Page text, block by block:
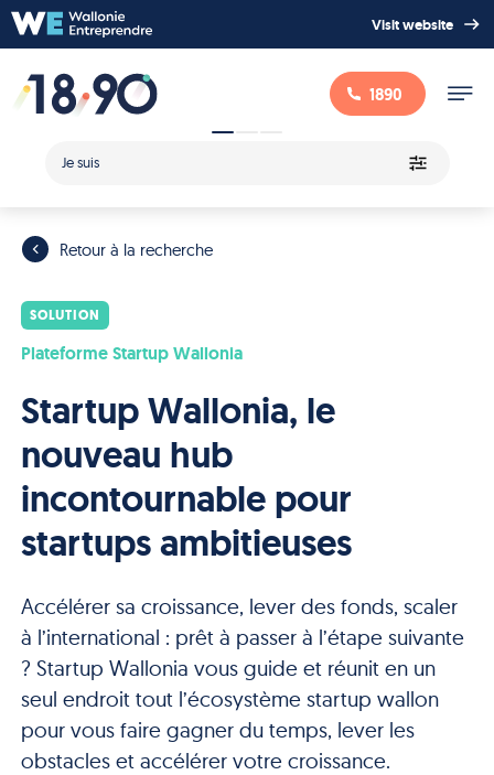
Visit website
1890
Je suis
Retour à la recherche
SOLUTION
Plateforme Startup Wallonia
Startup Wallonia, le
nouveau hub
incontournable pour
startups ambitieuses
Accélérer sa croissance, lever des fonds, scaler
à l’international : prêt à passer à l’étape suivante
? Startup Wallonia vous guide et réunit en un
seul endroit tout l’écosystème startup wallon
pour vous faire gagner du temps, lever les
obstacles et accélérer votre croissance.